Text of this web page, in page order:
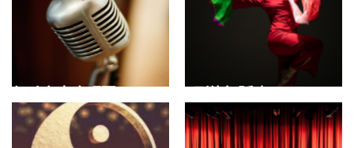
了解更多 了解更多